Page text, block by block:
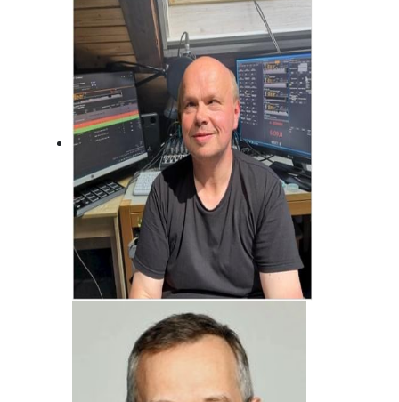
Immer da, wo was los ist! Fränkisch
frech!
Der wird wohl nie erwachsen ... Will er
auch gar nicht!